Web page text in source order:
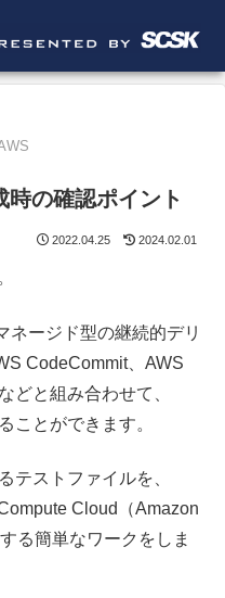
の確認ポイント
2022.04.25 2024.02.01
ネージド型の継続的デリ
CodeCommit、AWS
どと組み合わせて、
ことができます。
テストファイルを、
Cloud（Amazon
る簡単なワークをしま